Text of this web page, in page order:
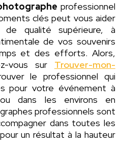
professionnel
clés peut vous aider
qualité supérieure, à
de vos souvenirs
et des efforts. Alors,
vous sur Trouver-mon-
le professionnel qui
pour votre événement à
ou dans les environs en
professionnels sont
dans toutes les
un résultat à la hauteur